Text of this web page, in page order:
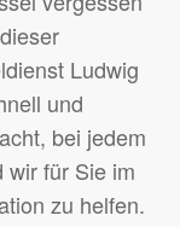
Ludwig
und
bei jedem
wir für Sie im
zu helfen.